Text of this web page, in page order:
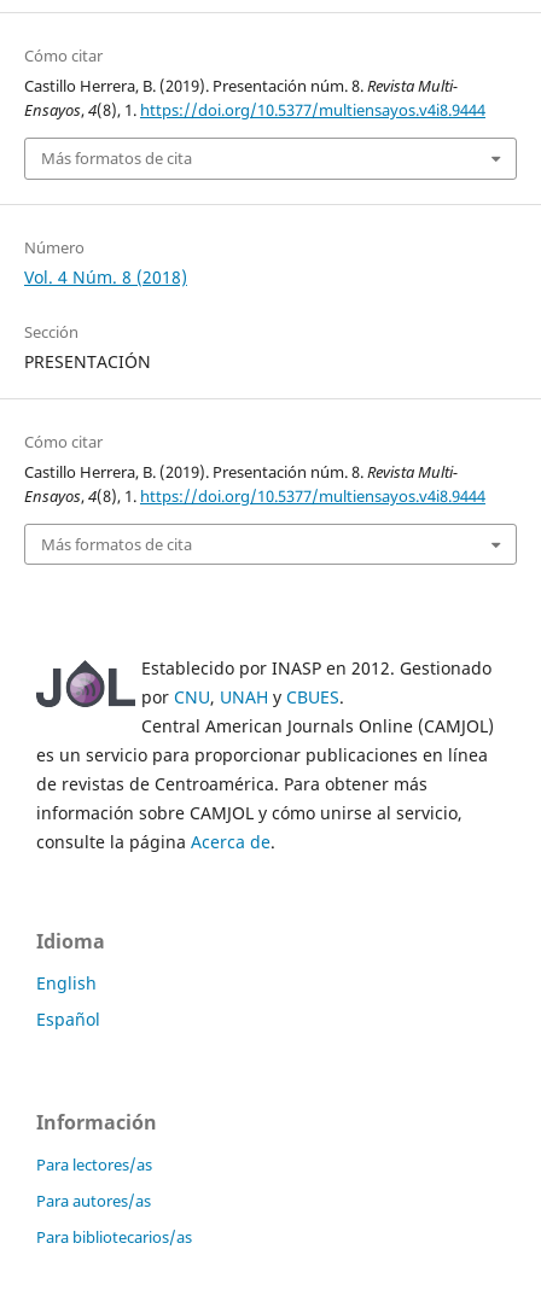
Cómo citar
Castillo Herrera, B. (2019). Presentación núm. 8.Revista Multi-
Ensayos,4(8), 1. https://doi.org/10.5377/multiensayos.v4i8.9444
Más formatos de cita
Número
Vol. 4 Núm. 8 (2018)
Sección
PRESENTACIÓN
Cómo citar
Castillo Herrera, B. (2019). Presentación núm. 8.Revista Multi-
Ensayos,4(8), 1. https://doi.org/10.5377/multiensayos.v4i8.9444
Más formatos de cita
Establecido por INASP en 2012. Gestionado
por CNU, UNAH y CBUES.
Central American Journals Online (CAMJOL)
es un servicio para proporcionar publicaciones en línea
de revistas de Centroamérica. Para obtener más
información sobre CAMJOL y cómo unirse al servicio,
consulte la página Acerca de.
Idioma
English
Español
Información
Para lectores/as
Para autores/as
Para bibliotecarios/as